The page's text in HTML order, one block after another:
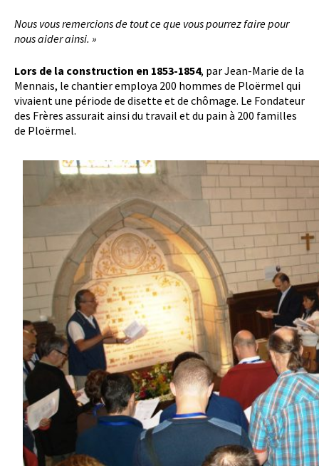
Nous vous remercions de tout ce que vous pourrez faire pour
nous aider ainsi. »
Lors de la construction en 1853-1854, par Jean-Marie de la
Mennais, le chantier employa 200 hommes de Ploërmel qui
vivaient une période de disette et de chômage. Le Fondateur
des Frères assurait ainsi du travail et du pain à 200 familles
de Ploërmel.